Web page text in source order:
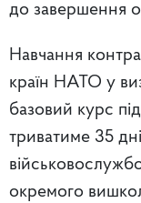
до завершення
Навчання
країн НАТО у
базовий курс
триватиме 35
окремого